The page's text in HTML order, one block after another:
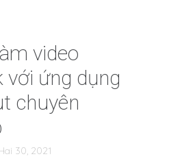
video
với ứng dụng
chuyên
30, 2021